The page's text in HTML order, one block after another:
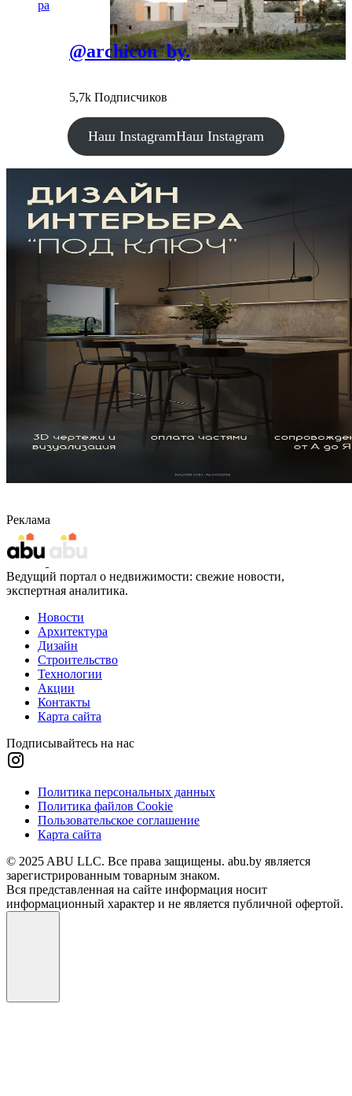
ра
@archicon_by.
5,7k Подписчиков
Наш InstagramНаш Instagram
Реклама
Ведущий портал о недвижимости: свежие новости,
экспертная аналитика.
Новости
Архитектура
Дизайн
Строительство
Технологии
Акции
Контакты
Карта сайта
Подписывайтесь на нас
Политика персональных данных
Политика файлов Cookie
Пользовательское соглашение
Карта сайта
© 2025 ABU LLC. Все права защищены. abu.by является
зарегистрированным товарным знаком.
Вся представленная на сайте информация носит
информационный характер и не является публичной офертой.